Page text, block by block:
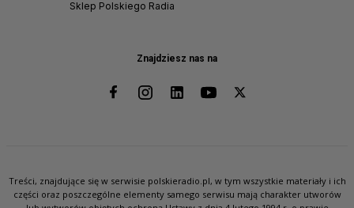
Znajdziesz nas na
Sklep Polskiego Radia
Treści, znajdujące się w serwisie polskieradio.pl, w tym wszystkie materiały i ich
części oraz poszczególne elementy samego serwisu mają charakter utworów